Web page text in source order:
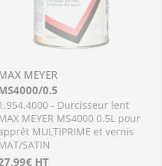
MEYER
0.5
- Durcisseur lent
MEYER MS4000 0.5L pour
MULTIPRIME et vernis
SATIN
HT